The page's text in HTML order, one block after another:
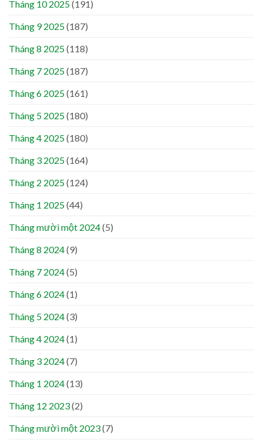
Tháng 10 2025(191)
Tháng 9 2025(187)
Tháng 8 2025(118)
Tháng 7 2025(187)
Tháng 6 2025(161)
Tháng 5 2025(180)
Tháng 4 2025(180)
Tháng 3 2025(164)
Tháng 2 2025(124)
Tháng 1 2025(44)
Tháng mười một 2024(5)
Tháng 8 2024(9)
Tháng 7 2024(5)
Tháng 6 2024(1)
Tháng 5 2024(3)
Tháng 4 2024(1)
Tháng 3 2024(7)
Tháng 1 2024(13)
Tháng 12 2023(2)
Tháng mười một 2023(7)